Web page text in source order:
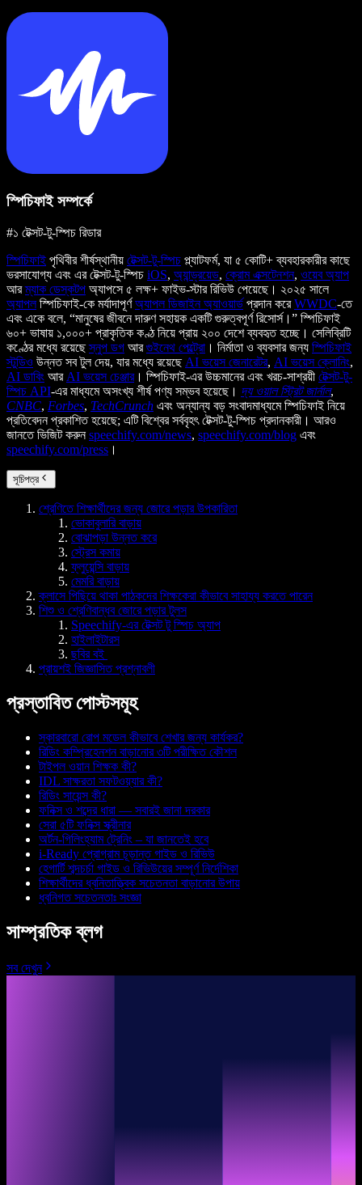
স্পিচিফাই সম্পর্কে
#১ টেক্সট-টু-স্পিচ রিডার
স্পিচিফাই পৃথিবীর শীর্ষস্থানীয় টেক্সট-টু-স্পিচ প্ল্যাটফর্ম, যা ৫ কোটি+ ব্যবহারকারীর কাছে
ভরসাযোগ্য এবং এর টেক্সট-টু-স্পিচ iOS, অ্যান্ড্রয়েড, ক্রোম এক্সটেনশন, ওয়েব অ্যাপ
আরম্যাক ডেস্কটপ অ্যাপসে ৫ লক্ষ+ ফাইভ-স্টার রিভিউ পেয়েছে। ২০২৫ সালে
অ্যাপলস্পিচিফাই-কে মর্যাদাপূর্ণঅ্যাপল ডিজাইন অ্যাওয়ার্ড প্রদান করেWWDC-তে
এবং একে বলে, “মানুষের জীবনে দারুণ সহায়ক একটি গুরুত্বপূর্ণ রিসোর্স।” স্পিচিফাই
৬০+ ভাষায় ১,০০০+ প্রাকৃতিক কণ্ঠ নিয়ে প্রায় ২০০ দেশে ব্যবহৃত হচ্ছে। সেলিব্রিটি
কণ্ঠের মধ্যে রয়েছেস্নুপ ডগ আরগুইনেথ পেল্ট্রো । নির্মাতা ও ব্যবসার জন্য স্পিচিফাই
স্টুডিও উন্নত সব টুল দেয়, যার মধ্যে রয়েছে AI ভয়েস জেনারেটর, AI ভয়েস ক্লোনিং,
AI ডাবিং আর AI ভয়েস চেঞ্জার। স্পিচিফাই-এর উচ্চমানের এবং খরচ-সাশ্রয়ী টেক্সট-টু-
স্পিচ API-এর মাধ্যমে অসংখ্য শীর্ষ পণ্য সম্ভব হয়েছে। দ্য ওয়াল স্ট্রিট জার্নাল,
CNBC, Forbes, TechCrunch এবং অন্যান্য বড় সংবাদমাধ্যমে স্পিচিফাই নিয়ে
প্রতিবেদন প্রকাশিত হয়েছে; এটি বিশ্বের সর্ববৃহৎ টেক্সট-টু-স্পিচ প্রদানকারী। আরও
জানতে ভিজিট করুনspeechify.com/news, speechify.com/blog এবং
speechify.com/press ।
সূচিপত্র
শ্রেণিতে শিক্ষার্থীদের জন্য জোরে পড়ার উপকারিতা
ভোকাবুলারি বাড়ায়
বোঝাপড়া উন্নত করে
স্ট্রেস কমায়
ফ্লুয়েন্সি বাড়ায়
মেমরি বাড়ায়
ক্লাসে পিছিয়ে থাকা পাঠকদের শিক্ষকেরা কীভাবে সাহায্য করতে পারেন
শিশু ও শ্রেণিবান্ধব জোরে পড়ার টুলস
Speechify-এর টেক্সট টু স্পিচ অ্যাপ
হাইলাইটারস
ছবির বই
প্রায়শই জিজ্ঞাসিত প্রশ্নাবলী
প্রস্তাবিত পোস্টসমূহ
স্কারবারো রোপ মডেল কীভাবে শেখার জন্য কার্যকর?
রিডিং কম্প্রিহেনশন বাড়ানোর ৩টি পরীক্ষিত কৌশল
টাইপল ওয়ান শিক্ষক কী?
IDL সাক্ষরতা সফটওয়্যার কী?
রিডিং সায়েন্স কী?
ফনিক্স ও শব্দের ধারা — সবারই জানা দরকার
সেরা ৫টি ফনিক্স স্ক্রীনার
অর্টন-গিলিংহ্যাম ট্রেনিং – যা জানতেই হবে
i-Ready প্রোগ্রাম চূড়ান্ত গাইড ও রিভিউ
হেগার্টি শব্দচর্চা গাইড ও রিভিউয়ের সম্পূর্ণ নির্দেশিকা
শিক্ষার্থীদের ধ্বনিতাত্ত্বিক সচেতনতা বাড়ানোর উপায়
ধ্বনিগত সচেতনতাঃ সংজ্ঞা
সাম্প্রতিক ব্লগ
সব দেখুন